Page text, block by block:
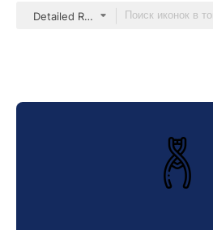
Detailed Rounded Lineal